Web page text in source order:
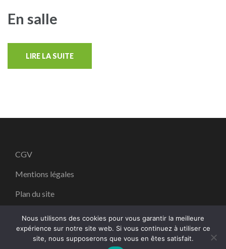
En salle
LIRE LA SUITE
CGV
Mentions légales
Plan du site
Copyright ©2026ART PYRO.School Zone | Dévelopé par
Nous utilisons des cookies pour vous garantir la meilleure
expérience sur notre site web. Si vous continuez à utiliser ce
site, nous supposerons que vous en êtes satisfait.